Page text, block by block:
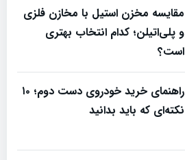
مقایسه مخزن استیل با مخازن فلزی
و پلی‌اتیلن؛ کدام انتخاب بهتری
است؟
راهنمای خرید خودروی دست دوم؛ ۱۰
نکته‌ای که باید بدانید